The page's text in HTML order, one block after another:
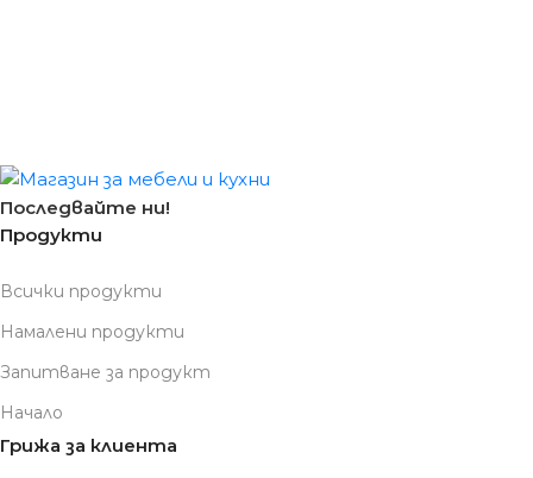
Последвайте ни!
Продукти
Всички продукти
Намалени продукти
Запитване за продукт
Начало
Грижа за клиента